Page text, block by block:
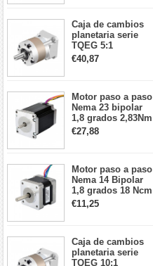
Robot CNC DIY
Caja de cambios
planetaria serie
TQEG 5:1
contragolpe 15
arcmin para motor
€40,87
Motor paso a paso
Nema 23 bipolar
1,8 grados 2,83Nm
4A 2,26 V
57x57x84mm 8
€27,88
Motor paso a paso
Nema 14 Bipolar
1,8 grados 18 Ncm
0,8 A 5,74 V 35 x
35 x 34 mm 4
€11,25
Caja de cambios
planetaria serie
TQEG 10:1